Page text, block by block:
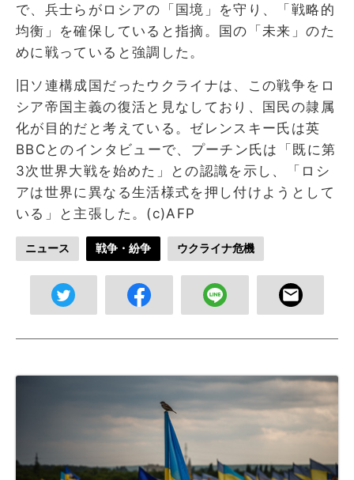
で、兵士らがロシアの「国境」を守り、「戦略的
均衡」を確保していると指摘。国の「未来」のた
めに戦っていると強調した。
旧ソ連構成国だったウクライナは、この戦争をロ
シア帝国主義の復活と見なしており、国民の隷属
化が目的だと考えている。ゼレンスキー氏は英
BBCとのインタビューで、プーチン氏は「既に第
3次世界大戦を始めた」との認識を示し、「ロシ
アは世界に異なる生活様式を押し付けようとして
いる」と主張した。(c)AFP
ニュース 戦争・紛争 ウクライナ危機